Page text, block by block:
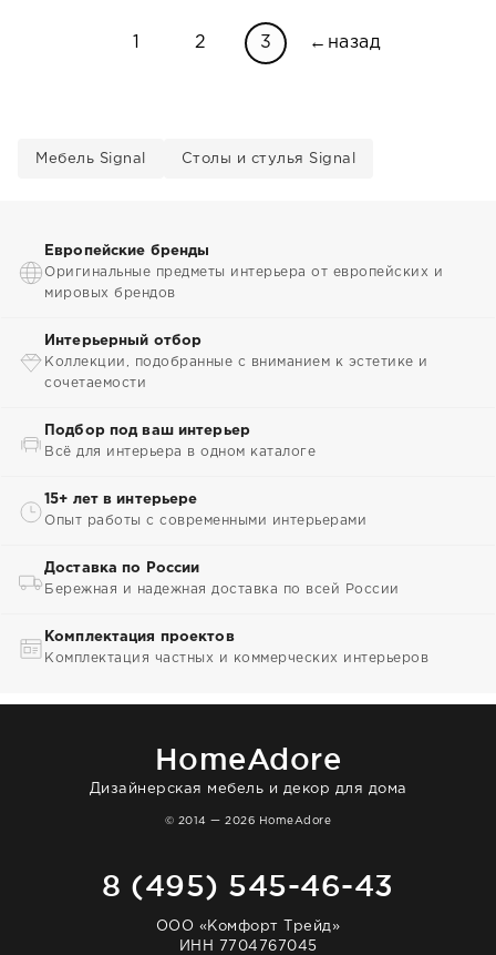
2 3 ←назад
Мебель Signal Столы и стулья Signal
Европейские бренды
Оригинальные предметы интерьера от европейских и
мировых брендов
Интерьерный отбор
Коллекции, подобранные с вниманием к эстетике и
сочетаемости
Подбор под ваш интерьер
Всё для интерьера в одном каталоге
15+ лет в интерьере
Опыт работы с современными интерьерами
Доставка по России
Бережная и надежная доставка по всей России
Комплектация проектов
Комплектация частных и коммерческих интерьеров
HomeAdore
Дизайнерская мебель и декор для дома
© 2014 — 2026 HomeAdore
8 (495) 545-46-43
ООО «Комфорт Трейд»
ИНН 7704767045